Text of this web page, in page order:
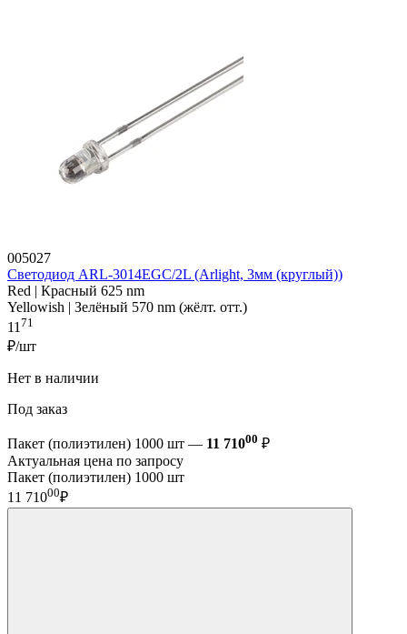
005027
Светодиод ARL-3014EGC/2L (Arlight, 3мм (круглый))
Red | Красный 625 nm
Yellowish | Зелёный 570 nm (жёлт. отт.)
11 71
₽/шт
Нет в наличии
Под заказ
Пакет (полиэтилен) 1000 шт — 11 71000 ₽
Актуальная цена по запросу
Пакет (полиэтилен) 1000 шт
11 71000₽